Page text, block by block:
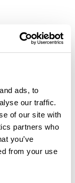
ads, to
our traffic.
of our site with
partners who
you’ve
from your use
lo has